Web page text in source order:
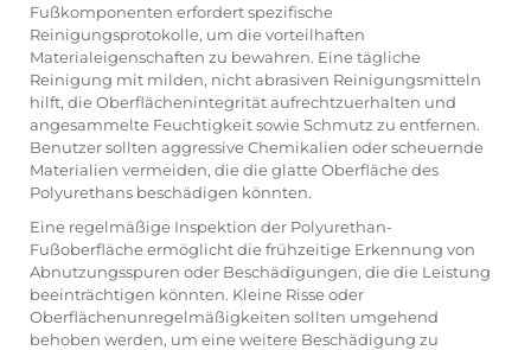
Fußkomponenten erfordert spezifische
Reinigungsprotokolle, um die vorteilhaften
Materialeigenschaften zu bewahren. Eine tägliche
Reinigung mit milden, nicht abrasiven Reinigungsmitteln
hilft, die Oberflächenintegrität aufrechtzuerhalten und
angesammelte Feuchtigkeit sowie Schmutz zu entfernen.
Benutzer sollten aggressive Chemikalien oder scheuernde
Materialien vermeiden, die die glatte Oberfläche des
Polyurethans beschädigen könnten.
Eine regelmäßige Inspektion der Polyurethan-
Fußoberfläche ermöglicht die frühzeitige Erkennung von
Abnutzungsspuren oder Beschädigungen, die die Leistung
beeinträchtigen könnten. Kleine Risse oder
Oberflächenunregelmäßigkeiten sollten umgehend
behoben werden, um eine weitere Beschädigung zu